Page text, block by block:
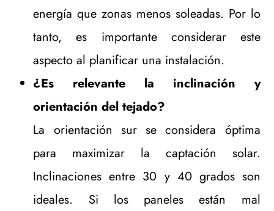
energía que zonas menos soleadas. Por lo
tanto, es importante considerar este
aspecto al planificar una instalación.
¿Es relevante la inclinación y
orientación del tejado?
La orientación sur se considera óptima
para maximizar la captación solar.
Inclinaciones entre 30 y 40 grados son
ideales. Si los paneles están mal